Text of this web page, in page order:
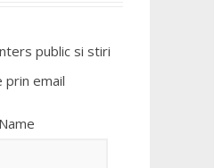
public si stiri
prin email
Name